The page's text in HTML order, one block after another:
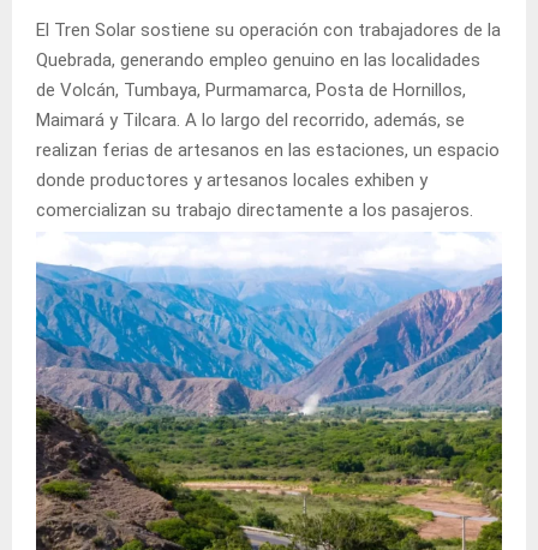
El Tren Solar sostiene su operación con trabajadores de la
Quebrada, generando empleo genuino en las localidades
de Volcán, Tumbaya, Purmamarca, Posta de Hornillos,
Maimará y Tilcara. A lo largo del recorrido, además, se
realizan ferias de artesanos en las estaciones, un espacio
donde productores y artesanos locales exhiben y
comercializan su trabajo directamente a los pasajeros.